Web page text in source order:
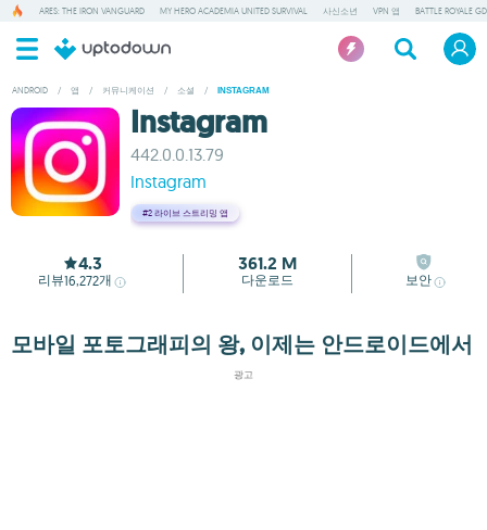
ARES: THE IRON VANGUARD MY HERO ACADEMIA UNITED SURVIVAL 사신소년 VPN 앱 BATTLE ROYALE GD
ANDROID / 앱 / 커뮤니케이션 / 소셜 / INSTAGRAM
Instagram
442.0.0.13.79
Instagram
#2 라이브 스트리밍 앱
4.3
리뷰16,272개
361.2 M
다운로드 보안
모바일 포토그래피의 왕, 이제는 안드로이드에서
광고